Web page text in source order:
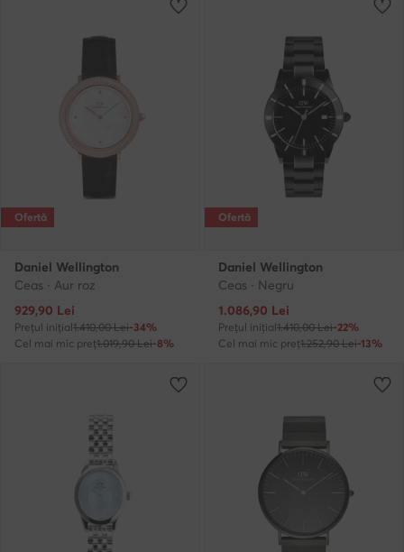
Ofertă
Daniel Wellington
Ceas · Aur roz
Prețul actual
929,90 Lei
Prețul inițial1.410,00 Lei-34%
Cel mai mic preț1.019,90 Lei-8%
Ofertă
Daniel Wellington
Ceas · Negru
Prețul actual
1.086,90 Lei
Prețul inițial1.410,00 Lei-22%
Cel mai mic preț1.252,90 Lei-13%